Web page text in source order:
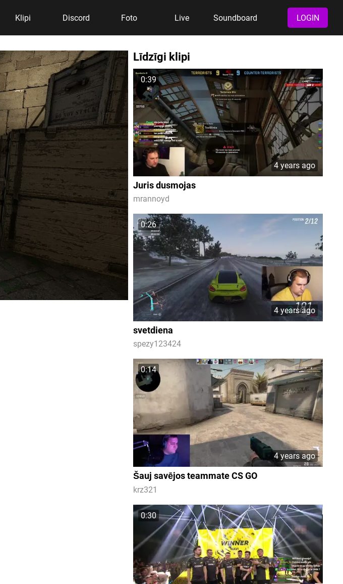
Klipi Discord Foto Live Soundboard LOGIN
Līdzīgi klipi
0:39
4 years ago
Juris dusmojas
mrannoyd
0:26
4 years ago
svetdiena
spezy123424
0:14
4 years ago
Šauj savējos teammate CS GO
krz321
0:30